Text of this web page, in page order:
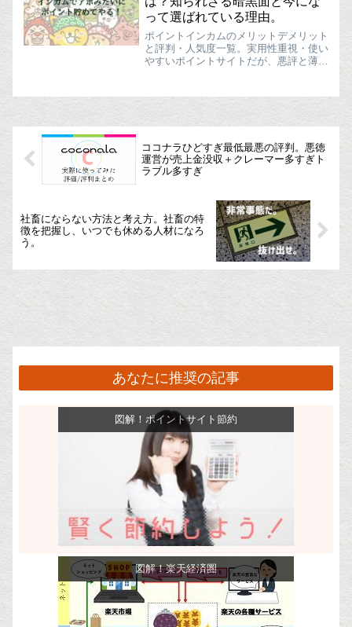
って選ばれている理由。
ポイントインカムのメリットデメリット
と評判・人気度一覧。実用性重視・使い
やすいポイントサイトだが、悪評と薄暗
る。理由とか危険性については後述。ポ
イ活初心者に優しい仕様＋無料...
ココナラひどすぎ最低最悪の評判。悪徳
運営が売上金没収＋クレーマー多すぎト
ラブル多すぎ
社畜にならない方法と考え方。社畜の特
徴を把握し、いつでも休める人材になろ
う。
あなたに推奨の記事
図解！ポイントサイト節約
図解！楽天経済圏